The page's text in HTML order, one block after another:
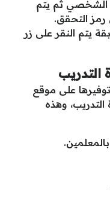
الشخصي ثم يتم
رمز التحقق.
يتم النقر على زر
التدريب
على موقع
التدريب، وهذه